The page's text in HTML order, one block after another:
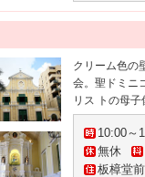
クリーム色の
会。聖ドミニ
リス トの母
10:00～
無休
板樟堂